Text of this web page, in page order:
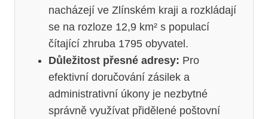
nacházejí ve Zlínském kraji a rozkládají
se na rozloze 12,9 km² s populací
čítající zhruba 1795 obyvatel.
Důležitost přesné adresy: Pro
efektivní doručování zásilek a
administrativní úkony je nezbytné
správně využívat přidělené poštovní